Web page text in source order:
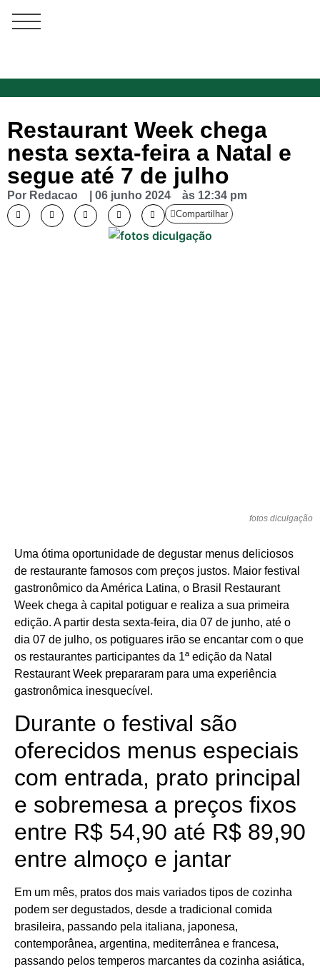
Restaurant Week chega
nesta sexta-feira a Natal e
segue até 7 de julho
Por Redacao 06 junho 2024 às 12:34 pm
Compartilhar
fotos diculgação
Uma ótima oportunidade de degustar menus deliciosos
de restaurante famosos com preços justos. Maior festival
gastronômico da América Latina, o Brasil Restaurant
Week chega à capital potiguar e realiza a sua primeira
edição. A partir desta sexta-feira, dia 07 de junho, até o
dia 07 de julho, os potiguares irão se encantar com o que
os restaurantes participantes da 1ª edição da Natal
Restaurant Week prepararam para uma experiência
gastronômica inesquecível.
Durante o festival são
oferecidos menus especiais
com entrada, prato principal
e sobremesa a preços fixos
entre R$ 54,90 até R$ 89,90
entre almoço e jantar
Em um mês, pratos dos mais variados tipos de cozinha
podem ser degustados, desde a tradicional comida
brasileira, passando pela italiana, japonesa,
contemporânea, argentina, mediterrânea e francesa,
passando pelos temperos marcantes da cozinha asiática,